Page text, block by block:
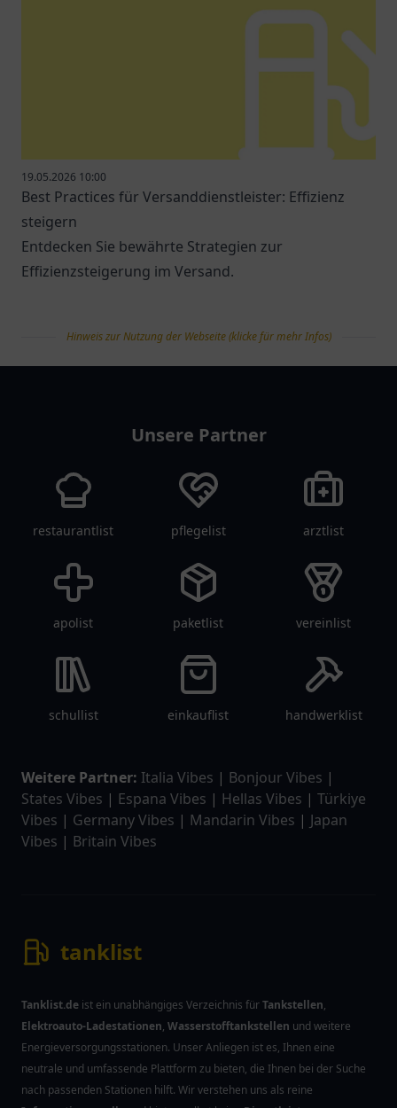
19.05.2026 10:00
Best Practices für Versanddienstleister: Effizienz
steigern
Entdecken Sie bewährte Strategien zur
Effizienzsteigerung im Versand.
Hinweis zur Nutzung der Webseite (klicke für mehr Infos)
Unsere Partner
restaurantlist pflegelist arztlist
apolist paketlist vereinlist
schullist einkauflist handwerklist
Weitere Partner: Italia Vibes | Bonjour Vibes |
States Vibes | Espana Vibes | Hellas Vibes | Türkiye
Vibes | Germany Vibes | Mandarin Vibes | Japan
Vibes | Britain Vibes
tanklist
Tanklist.de ist ein unabhängiges Verzeichnis fürTankstellen,
Elektroauto-Ladestationen, Wasserstofftankstellen und weitere
Energieversorgungsstationen. Unser Anliegen ist es, Ihnen eine
neutrale und umfassende Plattform zu bieten, die Ihnen bei der Suche
nach passenden Stationen hilft. Wir verstehen uns als reine